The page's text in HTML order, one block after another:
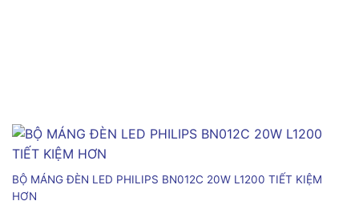
BỘ MÁNG ĐÈN LED PHILIPS BN012C 20W L1200 TIẾT KIỆM
HƠN